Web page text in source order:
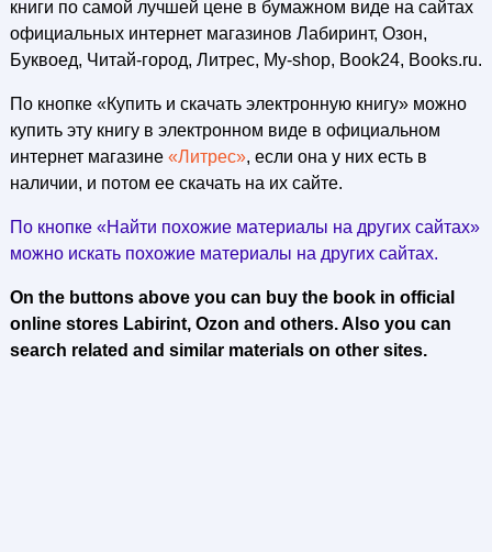
книги по самой лучшей цене в бумажном виде на сайтах
официальных интернет магазинов Лабиринт, Озон,
Буквоед, Читай-город, Литрес, My-shop, Book24, Books.ru.
По кнопке «Купить и скачать электронную книгу» можно
купить эту книгу в электронном виде в официальном
интернет магазине «Литрес», если она у них есть в
наличии, и потом ее скачать на их сайте.
По кнопке «Найти похожие материалы на других сайтах»
можно искать похожие материалы на других сайтах.
On the buttons above you can buy the book in official
online stores Labirint, Ozon and others. Also you can
search related and similar materials on other sites.